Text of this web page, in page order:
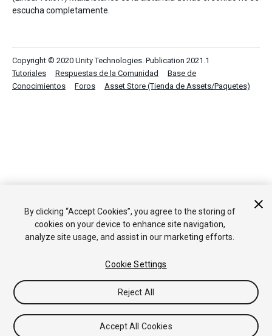
escucha completamente.
Copyright © 2020 Unity Technologies. Publication 2021.1
Tutoriales
Respuestas de la Comunidad
Base de
Conocimientos
Foros Asset Store (Tienda de Assets/Paquetes)
By clicking “Accept Cookies”, you agree to the storing of
cookies on your device to enhance site navigation,
analyze site usage, and assist in our marketing efforts.
Cookie Settings
Reject All
Accept All Cookies